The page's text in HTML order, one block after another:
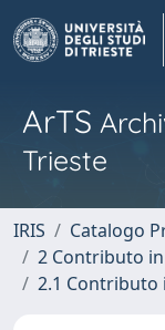
ArTS
Trieste
IRIS
Catalogo
2 Contributo
2.1 Contributo